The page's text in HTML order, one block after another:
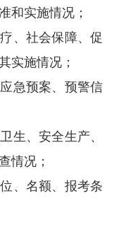
和实施情况；
、社会保障、促
实施情况；
急预案、预警信
生、安全生产、
情况；
、名额、报考条